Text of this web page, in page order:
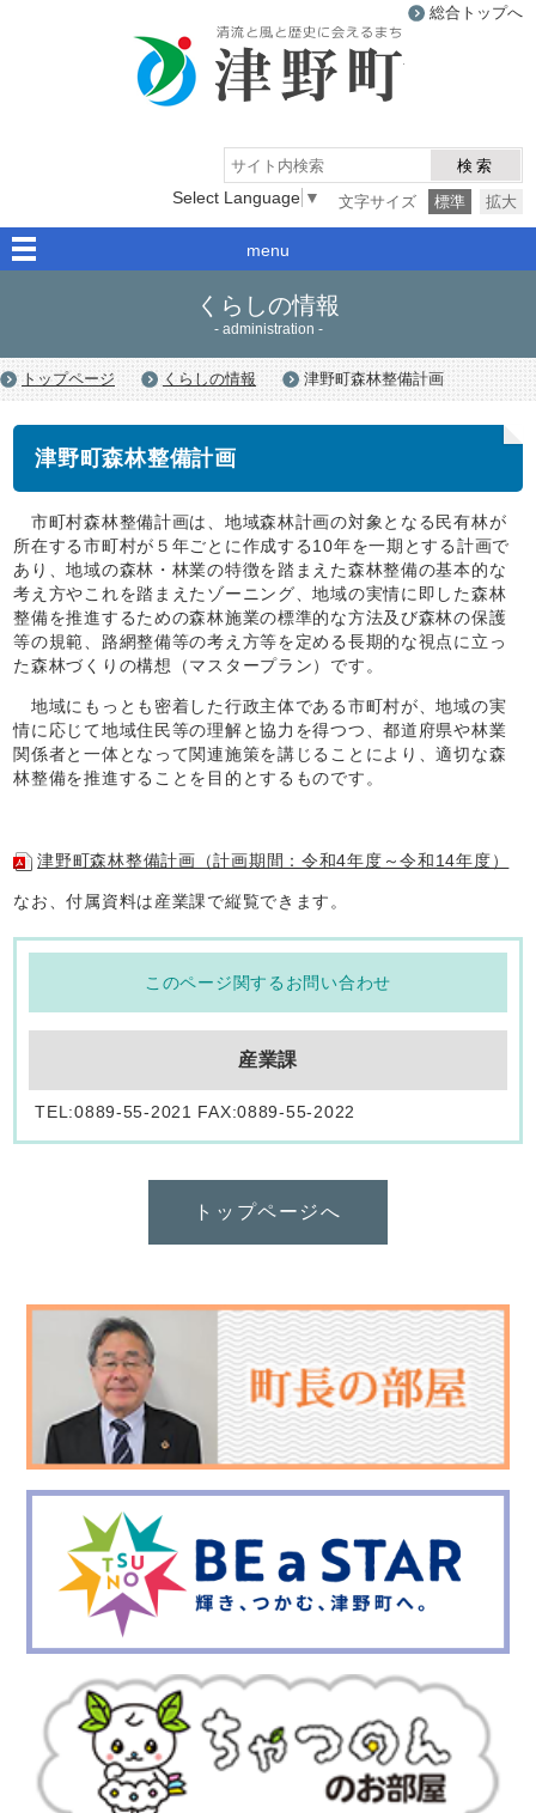
総合トップへ
検索
文字サイズ
標準 拡大
Select Language ▼
menu
くらしの情報
- administration -
トップページ くらしの情報 津野町森林整備計画
津野町森林整備計画
市町村森林整備計画は、地域森林計画の対象となる民有林が
所在する市町村が５年ごとに作成する10年を一期とする計画で
あり、地域の森林・林業の特徴を踏まえた森林整備の基本的な
考え方やこれを踏まえたゾーニング、地域の実情に即した森林
整備を推進するための森林施業の標準的な方法及び森林の保護
等の規範、路網整備等の考え方等を定める長期的な視点に立っ
た森林づくりの構想（マスタープラン）です。
地域にもっとも密着した行政主体である市町村が、地域の実
情に応じて地域住民等の理解と協力を得つつ、都道府県や林業
関係者と一体となって関連施策を講じることにより、適切な森
林整備を推進することを目的とするものです。
津野町森林整備計画（計画期間：令和4年度～令和14年度）
なお、付属資料は産業課で縦覧できます。
このページ関するお問い合わせ
産業課
TEL:0889-55-2021 FAX:0889-55-2022
トップページへ